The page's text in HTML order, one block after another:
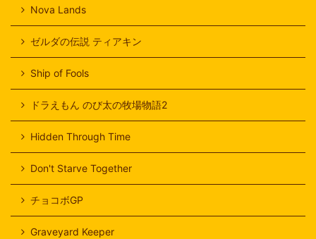
Nova Lands
ゼルダの伝説 ティアキン
Ship of Fools
ドラえもん のび太の牧場物語2
Hidden Through Time
Don't Starve Together
チョコボGP
Graveyard Keeper